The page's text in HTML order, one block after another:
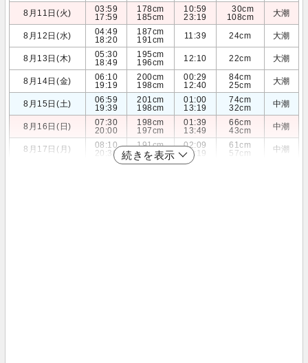
8月11日(火)
03:59
17:59
178cm
185cm
10:59
23:19
30cm
108cm
大潮
8月12日(水)
04:49
18:20
187cm
191cm
11:39 24cm 大潮
8月13日(木)
05:30
18:49
195cm
196cm
12:10 22cm 大潮
8月14日(金)
06:10
19:19
200cm
198cm
00:29
12:40
84cm
25cm
大潮
8月15日(土)
06:59
19:39
201cm
198cm
01:00
13:19
74cm
32cm
中潮
8月16日(日)
07:30
20:00
198cm
197cm
01:39
13:49
66cm
43cm
中潮
8月17日(月)
08:10
20:30
191cm
194cm
02:09
14:19
61cm
57cm
中潮
続きを表示